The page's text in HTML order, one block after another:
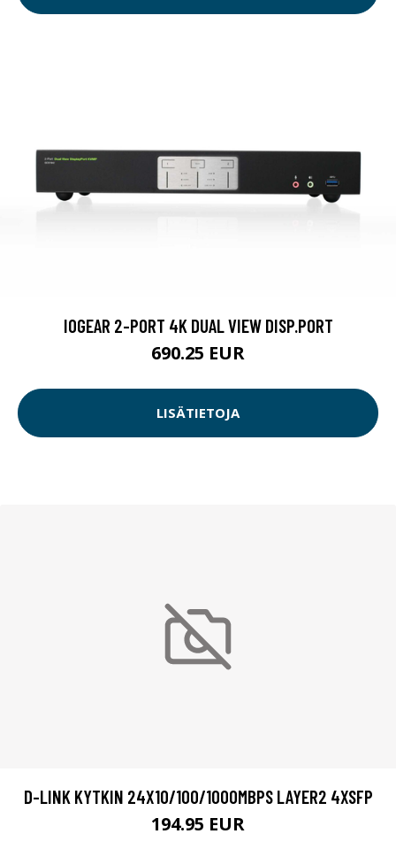
IOGEAR 2-PORT 4K DUAL VIEW DISP.PORT
690.25 EUR
LISÄTIETOJA
D-LINK KYTKIN 24X10/100/1000MBPS LAYER2 4XSFP
194.95 EUR